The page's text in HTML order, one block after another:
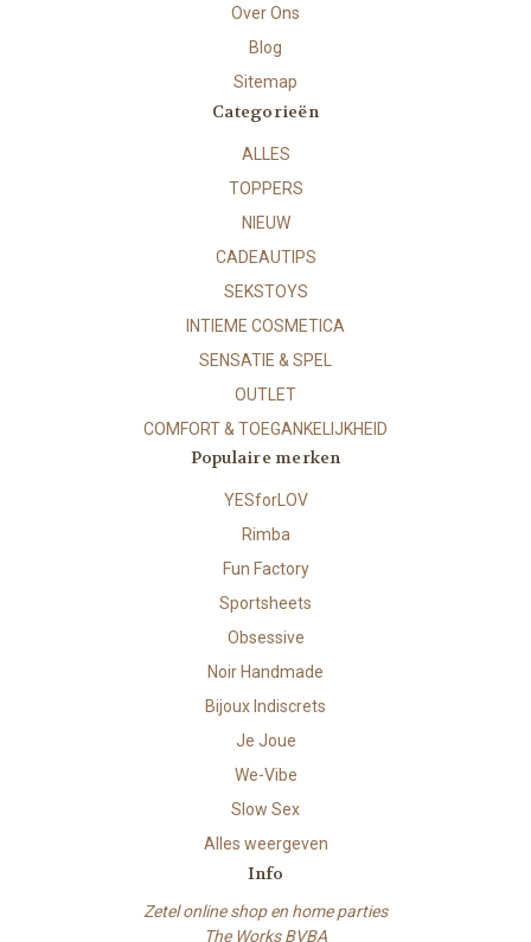
Over Ons
Blog
Sitemap
Categorieën
ALLES
TOPPERS
NIEUW
CADEAUTIPS
SEKSTOYS
INTIEME COSMETICA
SENSATIE & SPEL
OUTLET
COMFORT & TOEGANKELIJKHEID
Populaire merken
YESforLOV
Rimba
Fun Factory
Sportsheets
Obsessive
Noir Handmade
Bijoux Indiscrets
Je Joue
We-Vibe
Slow Sex
Alles weergeven
Info
Zetel online shop en home parties
The Works BVBA